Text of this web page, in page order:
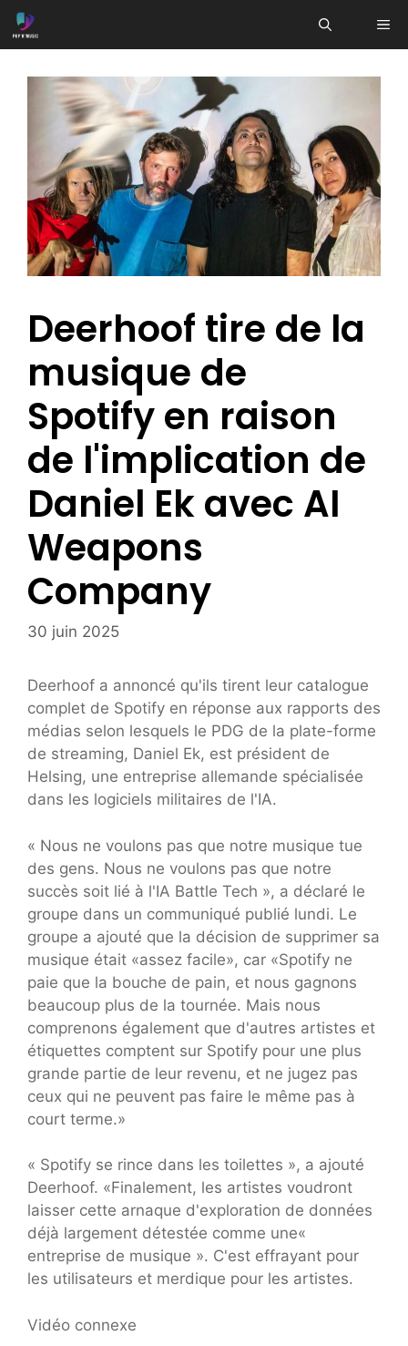
Aller
au
Deerhoof tire de la
musique de
Spotify en raison
de l'implication de
Daniel Ek avec AI
Weapons
Company
30 juin 2025
Deerhoof a annoncé qu'ils tirent leur catalogue
complet de Spotify en réponse aux rapports des
médias selon lesquels le PDG de la plate-forme
de streaming, Daniel Ek, est président de
Helsing, une entreprise allemande spécialisée
dans les logiciels militaires de l'IA.
« Nous ne voulons pas que notre musique tue
des gens. Nous ne voulons pas que notre
succès soit lié à l'IA Battle Tech », a déclaré le
groupe dans un communiqué publié lundi. Le
groupe a ajouté que la décision de supprimer sa
musique était «assez facile», car «Spotify ne
paie que la bouche de pain, et nous gagnons
beaucoup plus de la tournée. Mais nous
comprenons également que d'autres artistes et
étiquettes comptent sur Spotify pour une plus
grande partie de leur revenu, et ne jugez pas
ceux qui ne peuvent pas faire le même pas à
court terme.»
« Spotify se rince dans les toilettes », a ajouté
Deerhoof. «Finalement, les artistes voudront
laisser cette arnaque d'exploration de données
déjà largement détestée comme une«
entreprise de musique ». C'est effrayant pour
les utilisateurs et merdique pour les artistes.
Vidéo connexe